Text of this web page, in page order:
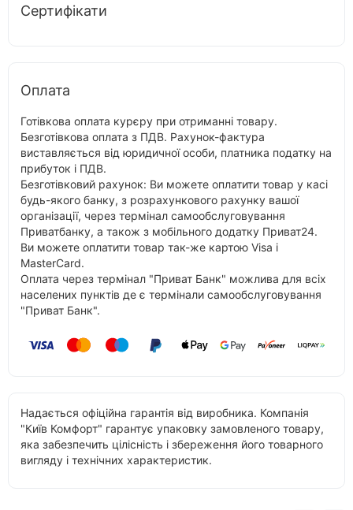
Сертифікати
Оплата
Готівкова оплата курєру при отриманні товару.
Безготівкова оплата з ПДВ. Рахунок-фактура
виставляється від юридичної особи, платника податку на
прибуток і ПДВ.
Безготівковий рахунок: Ви можете оплатити товар у касі
будь-якого банку, з розрахункового рахунку вашої
організації, через термінал самообслуговування
Приватбанку, а також з мобільного додатку Приват24.
Ви можете оплатити товар так-же картою Visa і
MasterCard.
Оплата через термінал "Приват Банк" можлива для всіх
населених пунктів де є термінали самообслуговування
"Приват Банк".
Надається офіційна гарантія від виробника. Компанія
"Київ Комфорт" гарантує упаковку замовленого товару,
яка забезпечить цілісність і збереження його товарного
вигляду і технічних характеристик.